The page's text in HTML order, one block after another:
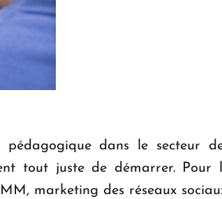
dans le secteur
tout juste de démarrer. Pour
marketing des réseaux